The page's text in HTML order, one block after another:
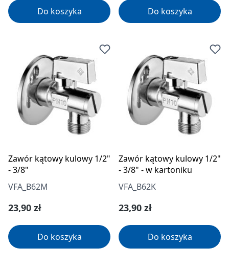
Do koszyka Do koszyka
Zawór kątowy kulowy 1/2"
- 3/8"
VFA_B62M
Cena regularna:
23,90 zł
Do koszyka
Zawór kątowy kulowy 1/2"
- 3/8" - w kartoniku
VFA_B62K
Cena regularna:
23,90 zł
Do koszyka